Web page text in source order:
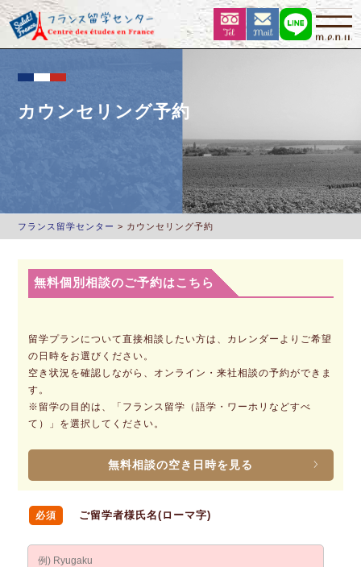
カウンセリング予約
フランス留学センター > カウンセリング予約
無料個別相談のご予約はこちら
留学プランについて直接相談したい方は、カレンダーよりご希望
の日時をお選びください。
空き状況を確認しながら、オンライン・来社相談の予約ができま
す。
※留学の目的は、「フランス留学（語学・ワーホリなどすべ
て）」を選択してください。
無料相談の空き日時を見る
必須 ご留学者様氏名(ローマ字)